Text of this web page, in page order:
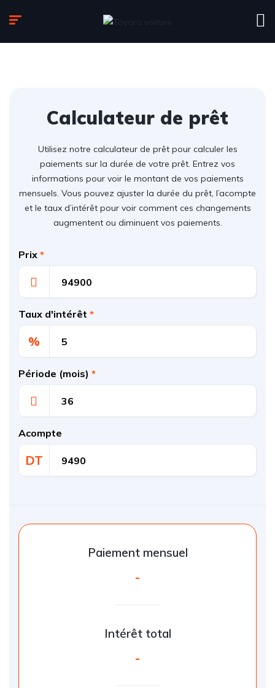
Calculateur de prêt
Utilisez notre calculateur de prêt pour calculer les
paiements sur la durée de votre prêt. Entrez vos
informations pour voir le montant de vos paiements
mensuels. Vous pouvez ajuster la durée du prêt, l’acompte
et le taux d’intérêt pour voir comment ces changements
augmentent ou diminuent vos paiements.
Prix *
Taux d'intérêt *
%
Période (mois) *
Acompte
DT
Paiement mensuel
-
Intérêt total
-